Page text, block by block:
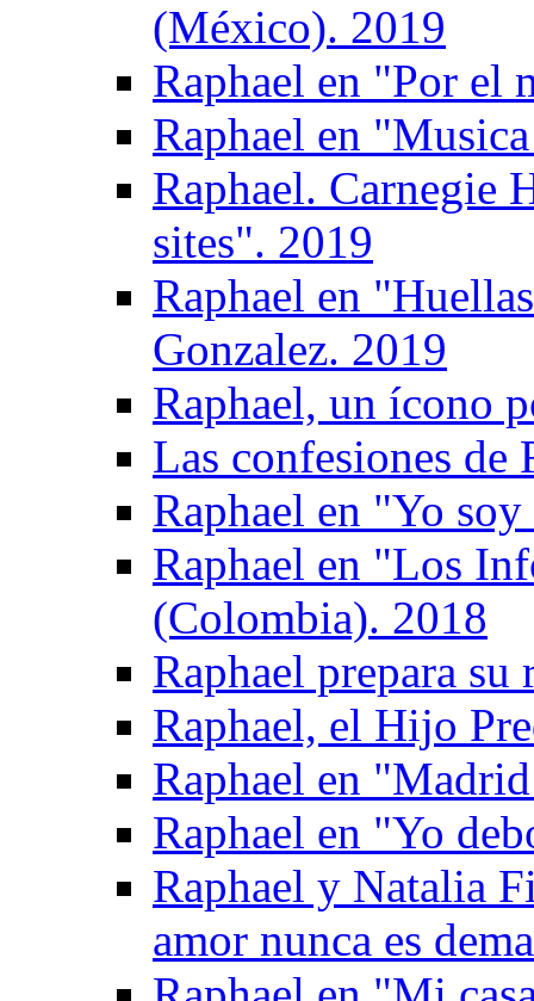
(México). 2019
Raphael en "Por el
Raphael en
Raphael. Carnegie
sites". 2019
Raphael en
Gonzalez. 2019
Raphael, un ícono
Las confesiones de
Raphael en "Yo
Raphael en "Los
(Colombia). 2018
Raphael prepara
Raphael, el Hijo
Raphael en
Raphael en "Yo
Raphael y Natalia
amor nunca es